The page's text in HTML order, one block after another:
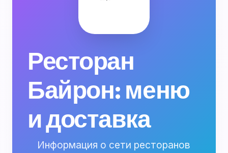
Ресторан
Байрон: меню
и доставка
Информация о сети ресторанов